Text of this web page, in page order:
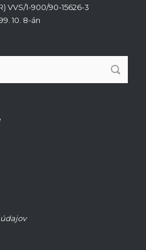
VVS/1-900/90-15626-3
10. 8-án